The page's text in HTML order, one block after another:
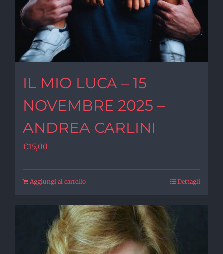
IL MIO LUCA – 15
NOVEMBRE 2025 –
ANDREA CARLINI
€15,00
Aggiungi al carrello Dettagli